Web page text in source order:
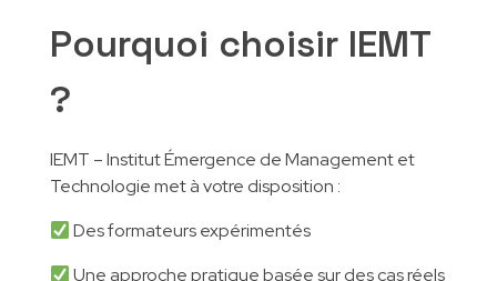
Pourquoi choisir IEMT
?
IEMT – Institut Émergence de Management et
Technologie met à votre disposition :
Des formateurs expérimentés
Une approche pratique basée sur des cas réels